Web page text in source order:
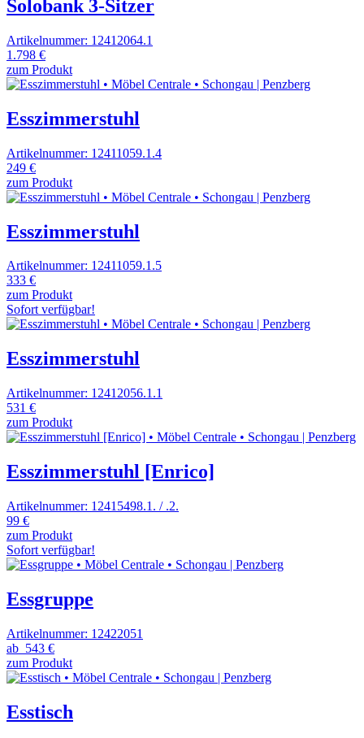
Solobank 3-Sitzer
Artikelnummer: 12412064.1
1.798 €
zum Produkt
Esszimmerstuhl
Artikelnummer: 12411059.1.4
249 €
zum Produkt
Esszimmerstuhl
Artikelnummer: 12411059.1.5
333 €
zum Produkt
Sofort verfügbar!
Esszimmerstuhl
Artikelnummer: 12412056.1.1
531 €
zum Produkt
Esszimmerstuhl [Enrico]
Artikelnummer: 12415498.1. / .2.
99 €
zum Produkt
Sofort verfügbar!
Essgruppe
Artikelnummer: 12422051
ab 543 €
zum Produkt
Esstisch